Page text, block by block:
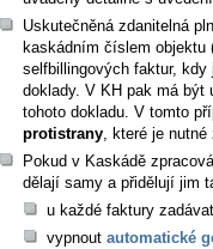
Uskutečněná zdanitelná
kaskádním číslem objektu
selfbillingových faktur, kdy
doklady. V KH pak má být
tohoto dokladu. V tomto
protistrany, které je nutné
Pokud v Kaskádě
dělají samy a přidělují jim
u každé faktury
vypnout automatické